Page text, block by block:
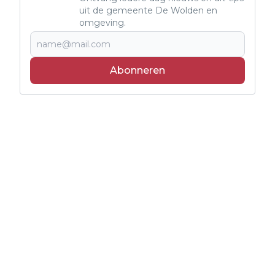
uit de gemeente De Wolden en
omgeving.
Abonneren